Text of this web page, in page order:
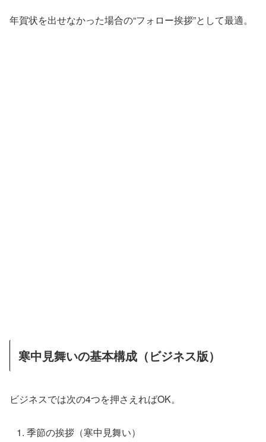
年賀状を出せなかった場合の“フォロー挨拶”として最適。
寒中見舞いの基本構成（ビジネス版）
ビジネスでは次の4つを押さえればOK。
季節の挨拶（寒中見舞い）